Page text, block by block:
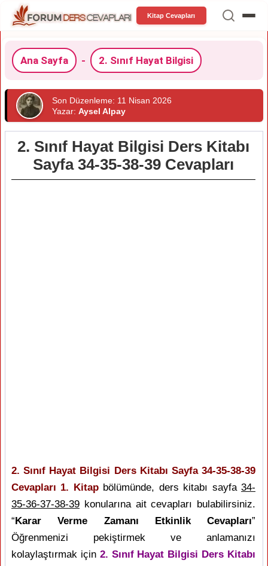
Kitap Cevapları
Ana Sayfa - 2. Sınıf Hayat Bilgisi
Son Düzenleme: 11 Nisan 2026
Yazar: Aysel Alpay
2. Sınıf Hayat Bilgisi Ders Kitabı
Sayfa 34-35-38-39 Cevapları
2. Sınıf Hayat Bilgisi Ders Kitabı Sayfa 34-35-38-39
Cevapları 1. Kitapbölümünde, ders kitabı sayfa34-
35-36-37-38-39 konularına ait cevapları bulabilirsiniz.
“Karar Verme Zamanı Etkinlik Cevapları”
Öğrenmenizi pekiştirmek ve anlamanızı
kolaylaştırmak için 2. Sınıf Hayat Bilgisi Ders Kitabı